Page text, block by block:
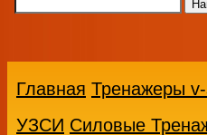
Главная Тренажеры
УЗСИ Силовые